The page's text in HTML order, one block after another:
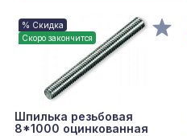
% Скидка
Скоро закончится
Шпилька резьбовая
8*1000 оцинкованная